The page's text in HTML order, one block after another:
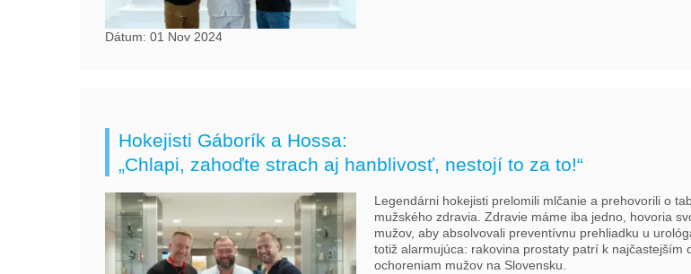
Dátum: 01 Nov 2024
Hokejisti Gáborík a Hossa:
„Chlapi, zahoďte strach aj hanblivosť, nestojí to za to!“
Legendárni hokejisti prelomili mlčanie a prehovorili o
mužského zdravia. Zdravie máme iba jedno, hovoria
mužov, aby absolvovali preventívnu prehliadku u
totiž alarmujúca: rakovina prostaty patrí k najčastejším
ochoreniam mužov na Slovensku.